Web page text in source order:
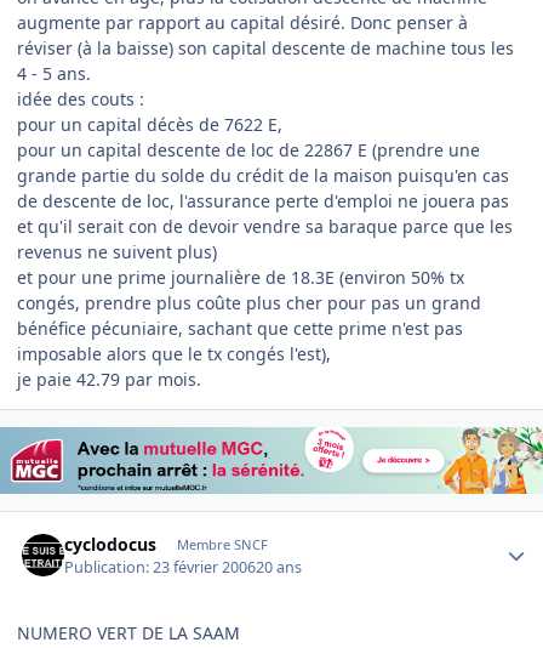
augmente par rapport au capital désiré. Donc penser à
réviser (à la baisse) son capital descente de machine tous les
4 - 5 ans.
idée des couts :
pour un capital décès de 7622 E,
pour un capital descente de loc de 22867 E (prendre une
grande partie du solde du crédit de la maison puisqu'en cas
de descente de loc, l'assurance perte d'emploi ne jouera pas
et qu'il serait con de devoir vendre sa baraque parce que les
revenus ne suivent plus)
et pour une prime journalière de 18.3E (environ 50% tx
congés, prendre plus coûte plus cher pour pas un grand
bénéfice pécuniaire, sachant que cette prime n'est pas
imposable alors que le tx congés l'est),
je paie 42.79 par mois.
cyclodocus Membre SNCF
Publication:23 février 200620 ans
NUMERO VERT DE LA SAAM